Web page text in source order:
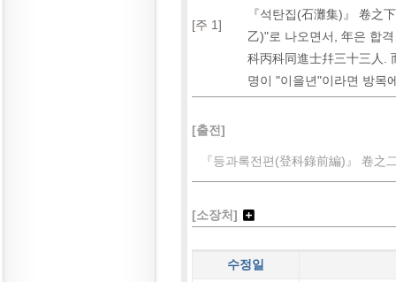
[주 1]
『석탄집(石灘集)』 卷之
乙)"로 나오면서, 年은 합
科丙科同進士幷三十三人.
명이 "이을년"이라면 방목
[출전]
『등과록전편(登科錄前編)』 卷
[소장처]
수정일